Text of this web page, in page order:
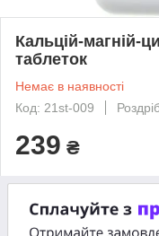
Кальцій-магній-
таблеток
Немає в наявності
Код: 21st-009
239 ₴